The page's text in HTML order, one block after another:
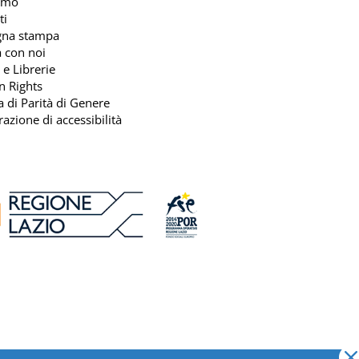
stampa
con noi
e Librerie
Rights
di Parità di Genere
di accessibilità